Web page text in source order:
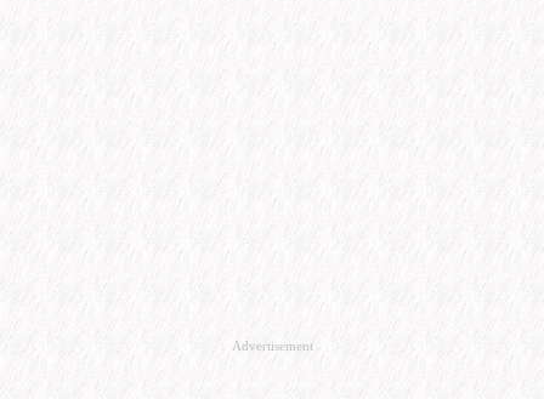
Advertisement